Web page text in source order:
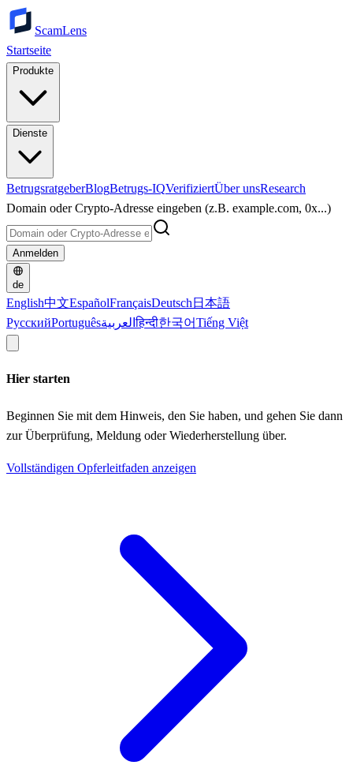
ScamLens
Startseite
Produkte
Dienste
BetrugsratgeberBlogBetrugs-IQVerifiziertÜber unsResearch
Domain oder Crypto-Adresse eingeben (z.B. example.com, 0x...)
Anmelden
de
English中文EspañolFrançaisDeutsch 日本語
РусскийPortuguêsالعربيةहिन्दी한국어Tiếng Việt
Hier starten
Beginnen Sie mit dem Hinweis, den Sie haben, und gehen Sie dann
zur Überprüfung, Meldung oder Wiederherstellung über.
Vollständigen Opferleitfaden anzeigen